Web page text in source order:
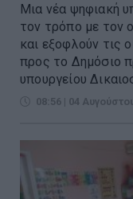
Μια νέα ψηφιακή
τον τρόπο με τον
και εξοφλούν τις
προς το Δημόσιο
υπουργείου
08:56 | 04